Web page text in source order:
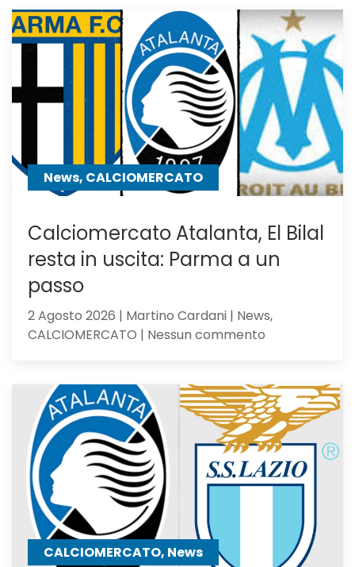
Asllani
dell’Inter
a
centrocampo
News, CALCIOMERCATO
Calciomercato Atalanta, El Bilal
resta in uscita: Parma a un
passo
2 Agosto 2026 | Martino Cardani | News,
CALCIOMERCATO | Nessun commento
El
Bilal
resta
in
uscita:
Parma
passo
CALCIOMERCATO, News